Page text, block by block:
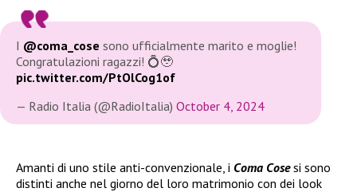
I @coma_cose sono ufficialmente marito e moglie!
Congratulazioni ragazzi! 💍🥹
pic.twitter.com/PtOlCog1of
— Radio Italia (@RadioItalia) October 4, 2024
Amanti di uno stile anti-convenzionale, i Coma Cosesi sono
distinti anche nel giorno del loro matrimonio con dei look